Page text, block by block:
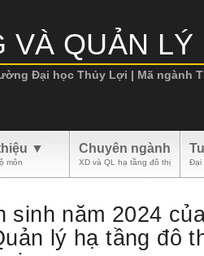
VÀ QUẢN
Đại học Thủy Lợi | Mã ngành
▼
môn
Chuyên ngành
XD và QL hạ tầng đô thị Đại
sinh năm 2024
lý hạ tầng đô